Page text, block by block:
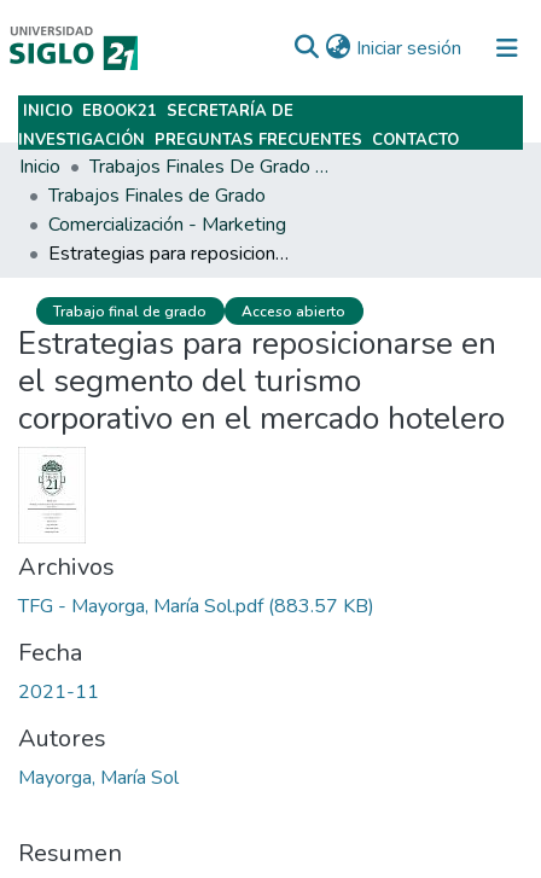
Iniciar sesión (current)
Subir
INICIO EBOOK21 SECRETARÍA DE
INVESTIGACIÓN PREGUNTAS FRECUENTES CONTACTO
Inicio
Trabajos Finales De Grado Y Posgrado
Trabajos Finales de Grado
Comercialización - Marketing
Estrategias para reposicionarse en el segmento del turismo corporativo en el mercado hotelero
Trabajo final de grado Acceso abierto
Estrategias para reposicionarse en
el segmento del turismo
corporativo en el mercado hotelero
Archivos
TFG - Mayorga, María Sol.pdf(883.57 KB)
Fecha
2021-11
Autores
Mayorga, María Sol
Resumen